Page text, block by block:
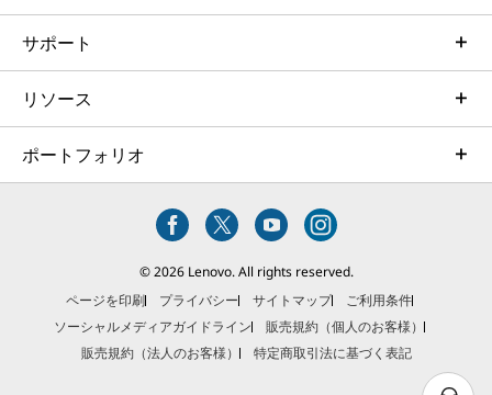
サポート
リソース
ポートフォリオ
© 2026 Lenovo. All rights reserved.
ページを印刷
プライバシー サイトマップ
ご利用条件
ソーシャルメディアガイドライン
販売規約（個人のお客様）
販売規約（法人のお客様）
特定商取引法に基づく表記